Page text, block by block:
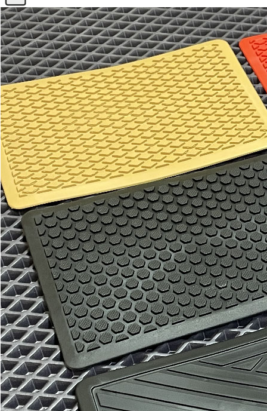
Отдельные коврики
EVA
Эконом
Два передних коврика 1800
3000
можете уточнить
Без лепестка
С лепестком
В корзину
Водительский коврик 900
1500
можете уточнить